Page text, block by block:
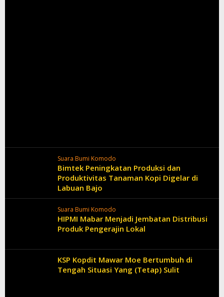
Suara Bumi Komodo
Bimtek Peningkatan Produksi dan
Produktivitas Tanaman Kopi Digelar di
Labuan Bajo
Suara Bumi Komodo
HIPMI Mabar Menjadi Jembatan Distribusi
Produk Pengerajin Lokal
KSP Kopdit Mawar Moe Bertumbuh di
Tengah Situasi Yang (Tetap) Sulit